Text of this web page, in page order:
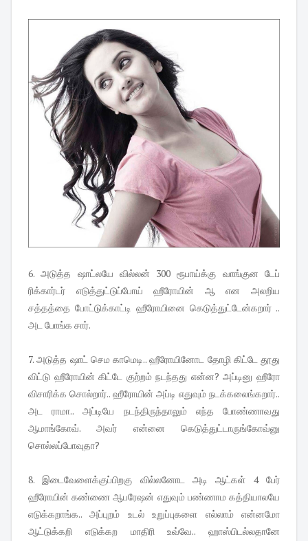
6. அடுத்த ஷாட்லயே வில்லன் 300 ரூபாய்க்கு வாங்குன டேப்
ரிக்கார்டர் எடுத்துட்டுப்போய் ஹீரோயின் ஆ என அலறிய
சத்தத்தை போட்டுக்காட்டி ஹீரோயினை கெடுத்துட்டேன்கறார் ..
அட போங்க சார்.
7. அடுத்த ஷாட் செம காமெடி.. ஹீரோயினோட தோழி கிட்டே தூது
விட்டு ஹீரோயின் கிட்டே குற்றம் நடந்தது என்ன? அப்டினு ஹீரோ
விசாரிக்க சொல்றார்.. ஹீரோயின் அப்டி எதுவும் நடக்கலைங்கறார்..
அட ராமா.. அப்டியே நடந்திருந்தாலும் எந்த போண்ணாவது
ஆமாங்கோவ். அவர் என்னை கெடுத்துட்டாருங்கோவ்னு
சொல்லப்போவுதா?
8. இடைவேளைக்குப்பிறகு வில்லனோட அடி ஆட்கள் 4 பேர்
ஹீரோயின் கண்ணை ஆபரேஷன் எதுவும் பண்ணாம கத்தியாலயே
எடுக்கறாங்க.. அப்புறம் உடல் உறுப்புகளை எல்லாம் என்னமோ
ஆட்டுக்கறி எடுக்கற மாதிரி உவ்வே.. ஹாஸ்பிடல்லதானே